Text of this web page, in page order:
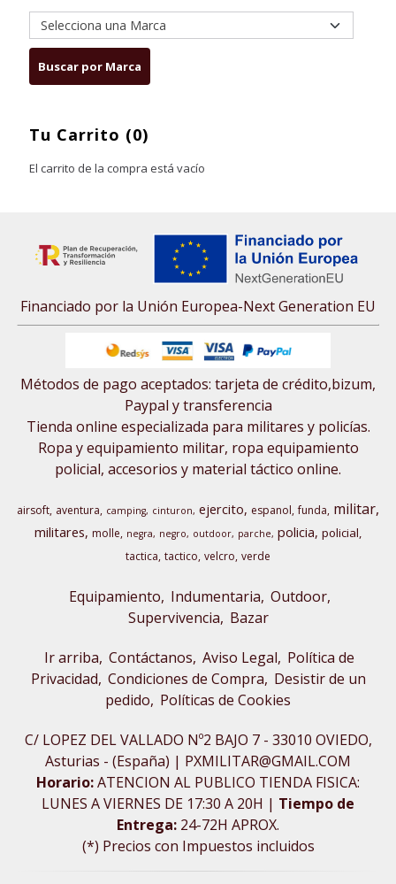
Tu Carrito (0)
El carrito de la compra está vacío
Financiado por la Unión Europea-Next Generation EU
Métodos de pago aceptados: tarjeta de crédito,bizum,
Paypal y transferencia
Tienda online especializada para militares y policías.
Ropa y equipamiento militar, ropa equipamiento
policial, accesorios y material táctico online.
airsoft aventura camping cinturon ejercito espanol funda militar
militares molle negra negro outdoor parche policia policial
tactica tactico velcro verde
Equipamiento Indumentaria Outdoor,
Supervivencia Bazar
Ir arriba Contáctanos Aviso Legal Política de
Privacidad Condiciones de Compra Desistir de un
pedido Políticas de Cookies
C/ LOPEZ DEL VALLADO Nº2 BAJO 7 - 33010 OVIEDO,
Asturias - (España) | PXMILITAR@GMAIL.COM
Horario:ATENCION AL PUBLICO TIENDA FISICA:
LUNES A VIERNES DE 17:30 A 20H | Tiempo de
Entrega: 24-72H APROX.
(*) Precios con Impuestos incluidos